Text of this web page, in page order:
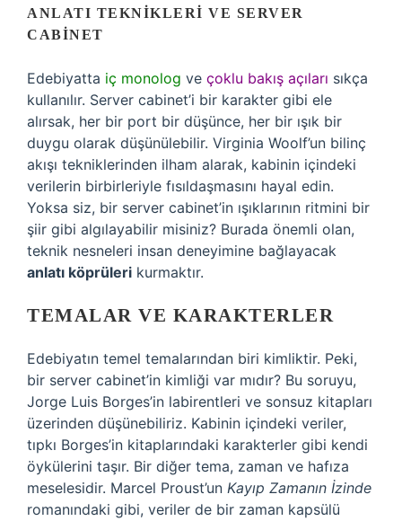
ANLATI TEKNIKLERI VE SERVER
CABINET
Edebiyatta iç monolog ve çoklu bakış açıları sıkça
kullanılır. Server cabinet’i bir karakter gibi ele
alırsak, her bir port bir düşünce, her bir ışık bir
duygu olarak düşünülebilir. Virginia Woolf’un bilinç
akışı tekniklerinden ilham alarak, kabinin içindeki
verilerin birbirleriyle fısıldaşmasını hayal edin.
Yoksa siz, bir server cabinet’in ışıklarının ritmini bir
şiir gibi algılayabilir misiniz? Burada önemli olan,
teknik nesneleri insan deneyimine bağlayacak
anlatı köprüleri kurmaktır.
TEMALAR VE KARAKTERLER
Edebiyatın temel temalarından biri kimliktir. Peki,
bir server cabinet’in kimliği var mıdır? Bu soruyu,
Jorge Luis Borges’in labirentleri ve sonsuz kitapları
üzerinden düşünebiliriz. Kabinin içindeki veriler,
tıpkı Borges’in kitaplarındaki karakterler gibi kendi
öykülerini taşır. Bir diğer tema, zaman ve hafıza
meselesidir. Marcel Proust’un Kayıp Zamanın İzinde
romanındaki gibi, veriler de bir zaman kapsülü